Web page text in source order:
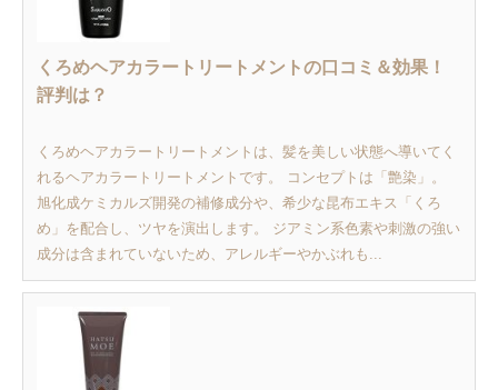
くろめヘアカラートリートメントの口コミ＆効果！
評判は？
くろめヘアカラートリートメントは、髪を美しい状態へ導いてく
れるヘアカラートリートメントです。 コンセプトは「艶染」。
旭化成ケミカルズ開発の補修成分や、希少な昆布エキス「くろ
め」を配合し、ツヤを演出します。 ジアミン系色素や刺激の強い
成分は含まれていないため、アレルギーやかぶれも...